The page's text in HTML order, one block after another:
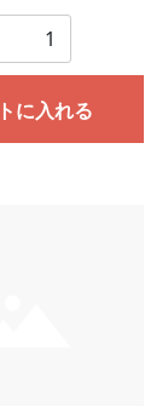
に入れる